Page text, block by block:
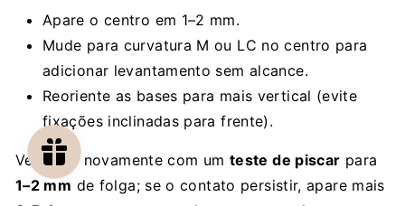
Apare o centro em 1–2 mm.
Mude para curvatura M ou LC no centro para
adicionar levantamento sem alcance.
Reoriente as bases para mais vertical (evite
fixações inclinadas para frente).
Verifique novamente com um teste de piscar para
1–2 mm de folga; se o contato persistir, apare mais